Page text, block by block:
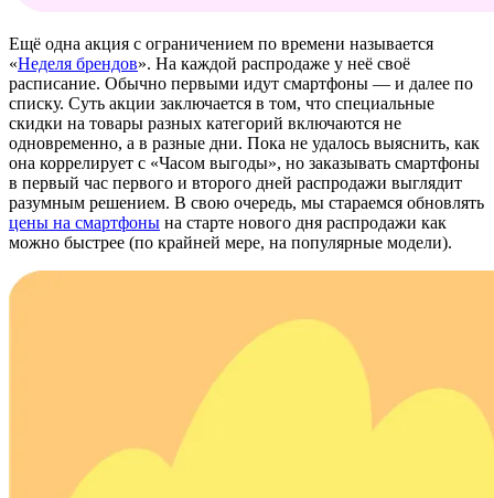
Ещё одна акция с ограничением по времени называется
«Неделя брендов». На каждой распродаже у неё своё
расписание. Обычно первыми идут смартфоны — и далее по
списку. Суть акции заключается в том, что специальные
скидки на товары разных категорий включаются не
одновременно, а в разные дни. Пока не удалось выяснить, как
она коррелирует с «Часом выгоды», но заказывать смартфоны
в первый час первого и второго дней распродажи выглядит
разумным решением. В свою очередь, мы стараемся обновлять
цены на смартфоны на старте нового дня распродажи как
можно быстрее (по крайней мере, на популярные модели).